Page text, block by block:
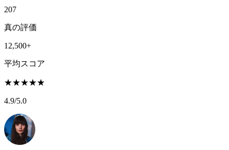
207
真の評価
12,500+
平均スコア
★★★★★
4.9/5.0